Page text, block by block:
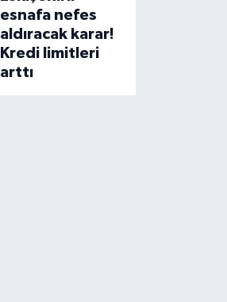
esnafa nefes
aldıracak karar!
Kredi limitleri
arttı